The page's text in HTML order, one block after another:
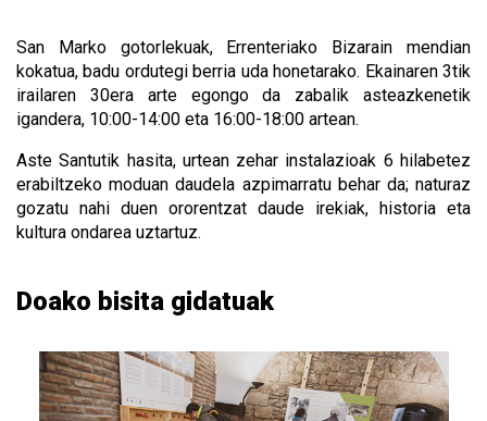
San Marko gotorlekuak, Errenteriako Bizarain mendian
kokatua, badu ordutegi berria uda honetarako. Ekainaren 3tik
irailaren 30era arte egongo da zabalik asteazkenetik
igandera, 10:00-14:00 eta 16:00-18:00 artean.
Aste Santutik hasita, urtean zehar instalazioak 6 hilabetez
erabiltzeko moduan daudela azpimarratu behar da; naturaz
gozatu nahi duen ororentzat daude irekiak, historia eta
kultura ondarea uztartuz.
Doako bisita gidatuak